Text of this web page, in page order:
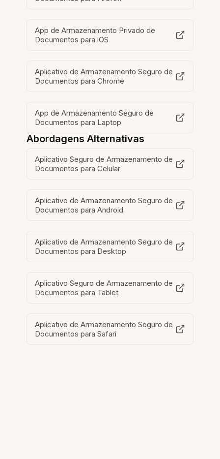
App de Armazenamento Privado de
Documentos para iOS
Aplicativo de Armazenamento Seguro de
Documentos para Chrome
App de Armazenamento Seguro de
Documentos para Laptop
Abordagens Alternativas
Aplicativo Seguro de Armazenamento de
Documentos para Celular
Aplicativo de Armazenamento Seguro de
Documentos para Android
Aplicativo de Armazenamento Seguro de
Documentos para Desktop
Aplicativo Seguro de Armazenamento de
Documentos para Tablet
Aplicativo de Armazenamento Seguro de
Documentos para Safari